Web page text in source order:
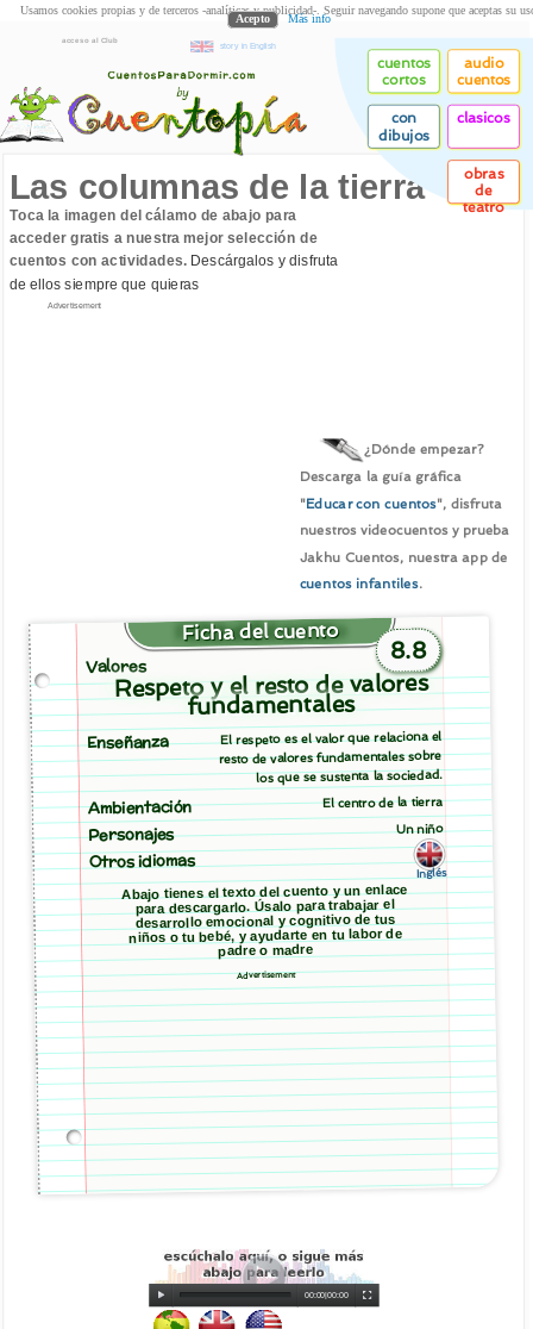
acceso al Club
story in English
cuentos
cortos
audio
cuentos
con
dibujos
clasicos
obras
de
teatro
Las columnas de la tierra
Toca la imagen del cálamo de abajo para
acceder gratis a nuestra mejor selección de
cuentos con actividades.Descárgalos y disfruta
de ellos siempre que quieras
Advertisement
¿Dónde empezar?
Descarga la guía gráfica
"Educar con cuentos", disfruta
nuestros videocuentos y prueba
Jakhu Cuentos, nuestra app de
cuentos infantiles.
Ficha del cuento
8.8
Valores
Respeto y el resto de valores
fundamentales
Enseñanza El respeto es el valor que relaciona el
resto de valores fundamentales sobre
los que se sustenta la sociedad.
Ambientación El centro de la tierra
Personajes Un niño
Otros idiomas
Inglés
Abajo tienes el texto del cuento y un enlace
para descargarlo. Úsalo para trabajar el
desarrollo emocional y cognitivo de tus
niños o tu bebé, y ayudarte en tu labor de
padre o madre
Advertisement
00:00|00:00
Usamos cookies propias y de terceros -analíticas y publicidad-. Seguir navegando supone que aceptas su
Acepto Más info